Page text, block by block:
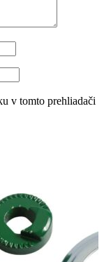
v tomto prehliadači